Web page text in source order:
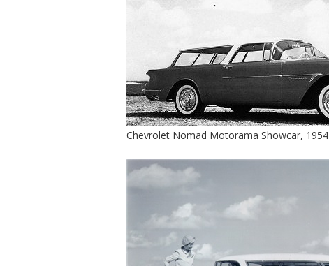
Chevrolet Nomad Motorama Showcar, 1954